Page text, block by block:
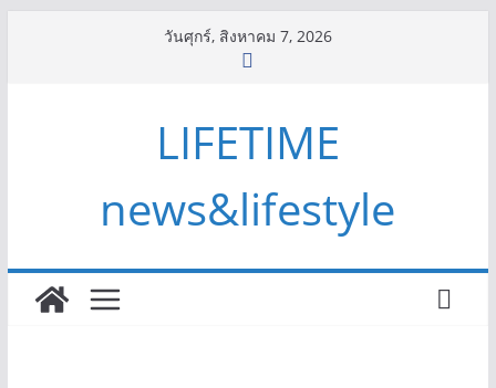
วันศุกร์, สิงหาคม 7, 2026
LIFETIME
news&lifestyle